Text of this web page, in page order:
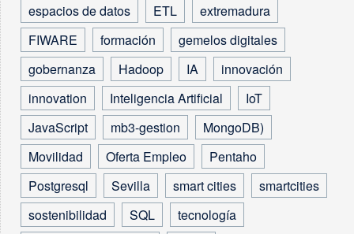
espacios de datos
ETL
extremadura
FIWARE
formación
gemelos digitales
gobernanza
Hadoop IA
innovación
innovation
Inteligencia Artificial
IoT
JavaScript
mb3-gestion
MongoDB)
Movilidad
Oferta Empleo
Pentaho
Postgresql
Sevilla smart cities
smartcities
sostenibilidad
SQL
tecnología